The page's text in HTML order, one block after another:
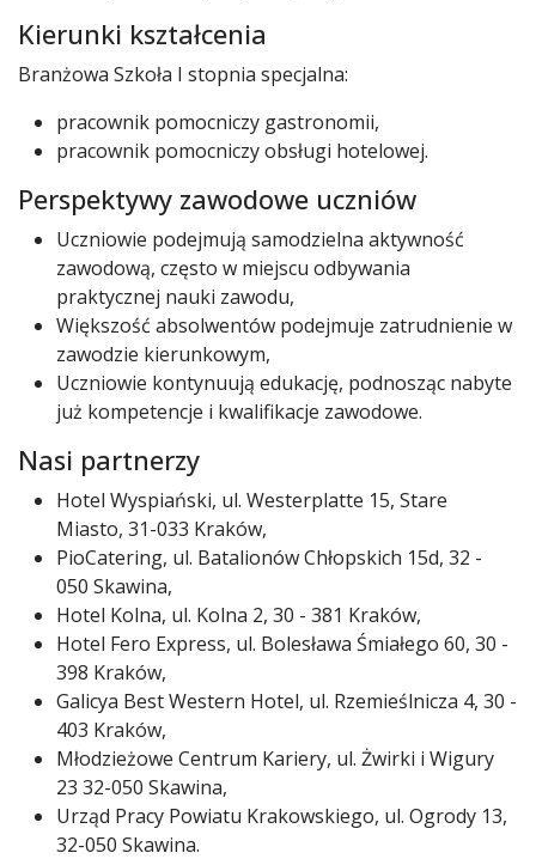
Kierunki kształcenia
Branżowa Szkoła I stopnia specjalna:
pracownik pomocniczy gastronomii,
pracownik pomocniczy obsługi hotelowej.
Perspektywy zawodowe uczniów
Uczniowie podejmują samodzielna aktywność
zawodową, często w miejscu odbywania
praktycznej nauki zawodu,
Większość absolwentów podejmuje zatrudnienie w
zawodzie kierunkowym,
Uczniowie kontynuują edukację, podnosząc nabyte
już kompetencje i kwalifikacje zawodowe.
Nasi partnerzy
Hotel Wyspiański, ul. Westerplatte 15, Stare
Miasto, 31-033 Kraków,
PioCatering, ul. Batalionów Chłopskich 15d, 32 -
050 Skawina,
Hotel Kolna, ul. Kolna 2, 30 - 381 Kraków,
Hotel Fero Express, ul. Bolesława Śmiałego 60, 30 -
398 Kraków,
Galicya Best Western Hotel, ul. Rzemieślnicza 4, 30 -
403 Kraków,
Młodzieżowe Centrum Kariery, ul. Żwirki i Wigury
23 32-050 Skawina,
Urząd Pracy Powiatu Krakowskiego, ul. Ogrody 13,
32-050 Skawina.